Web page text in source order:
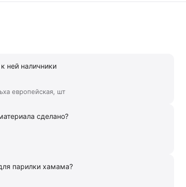
ней наличники
европейская, шт
сделано?
парилки хамама?